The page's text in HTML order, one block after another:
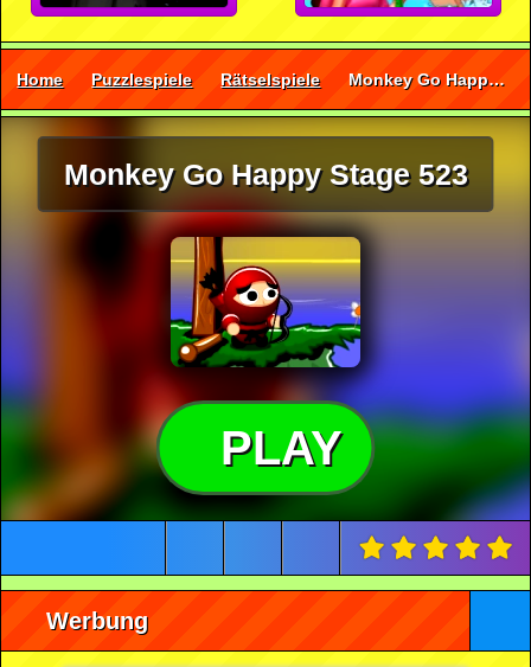
Home Puzzlespiele Rätselspiele Monkey Go Happy Stage 523
Monkey Go Happy Stage 523
PLAY
Werbung